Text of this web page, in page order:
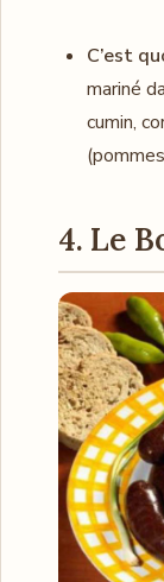
C’est
mariné
cumin,
4. Le